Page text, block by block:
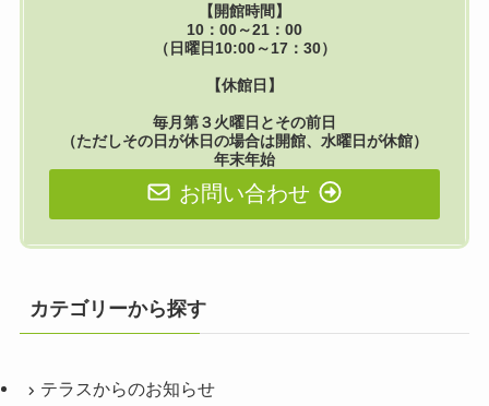
【開館時間】
10：00～21：00
（日曜日10:00～17：30）
【休館日】
毎月第３火曜日とその前日
（ただしその日が休日の場合は開館、水曜日が休館）
年末年始
お問い合わせ
カテゴリーから探す
テラスからのお知らせ